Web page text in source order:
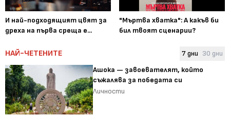
И най-подходящият цвят за
дреха на първа среща е...
"Мъртва хватка": А какъв би
бил твоят сценарии?
НАЙ-ЧЕТЕНИТЕ 7 дни 30 дни
Ашока — завоевателят, който
съжалява за победата си
Личности